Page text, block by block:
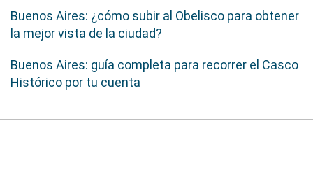
Buenos Aires: ¿cómo subir al Obelisco para obtener
la mejor vista de la ciudad?
Buenos Aires: guía completa para recorrer el Casco
Histórico por tu cuenta